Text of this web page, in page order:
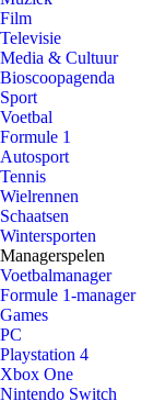
Film
Televisie
Media & Cultuur
Bioscoopagenda
Sport
Voetbal
Formule 1
Autosport
Tennis
Wielrennen
Schaatsen
Wintersporten
Managerspelen
Voetbalmanager
Formule 1-manager
Games
PC
Playstation 4
Xbox One
Nintendo Switch